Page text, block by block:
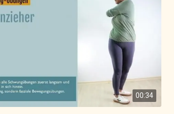
00:34